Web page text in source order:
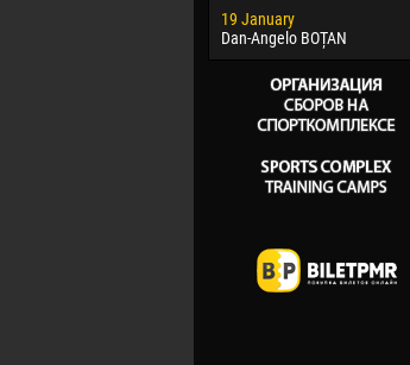
19 January
Dan-Angelo BOȚAN